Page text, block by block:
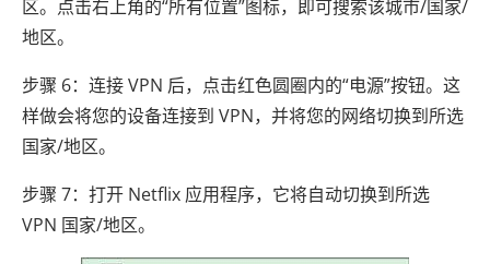
区。点击右上角的“所有位置”图标，即可搜索该城市/国家/
地区。
步骤 6：连接 VPN 后，点击红色圆圈内的“电源”按钮。这
样做会将您的设备连接到 VPN，并将您的网络切换到所选
国家/地区。
步骤 7：打开 Netflix 应用程序，它将自动切换到所选
VPN 国家/地区。